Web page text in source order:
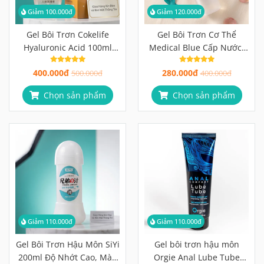
Giảm 100.000đ
Gel Bôi Trơn Cokelife
Hyaluronic Acid 100ml
Dưỡng Ẩm Sâu, An Toàn
Tuyệt Đối, Kể Cả Khi Mang
Thai
400.000đ 500.000đ
Chọn sản phẩm
Giảm 120.000đ
Gel Bôi Trơn Cơ Thể
Medical Blue Cấp Nước,
Không Cần Rửa, Thấm
Nhanh
280.000đ 400.000đ
Chọn sản phẩm
Giảm 110.000đ
Gel Bôi Trơn Hậu Môn SiYi
200ml Độ Nhớt Cao, Màu
Giảm 110.000đ
Gel bôi trơn hậu môn
Orgie Anal Lube Tube